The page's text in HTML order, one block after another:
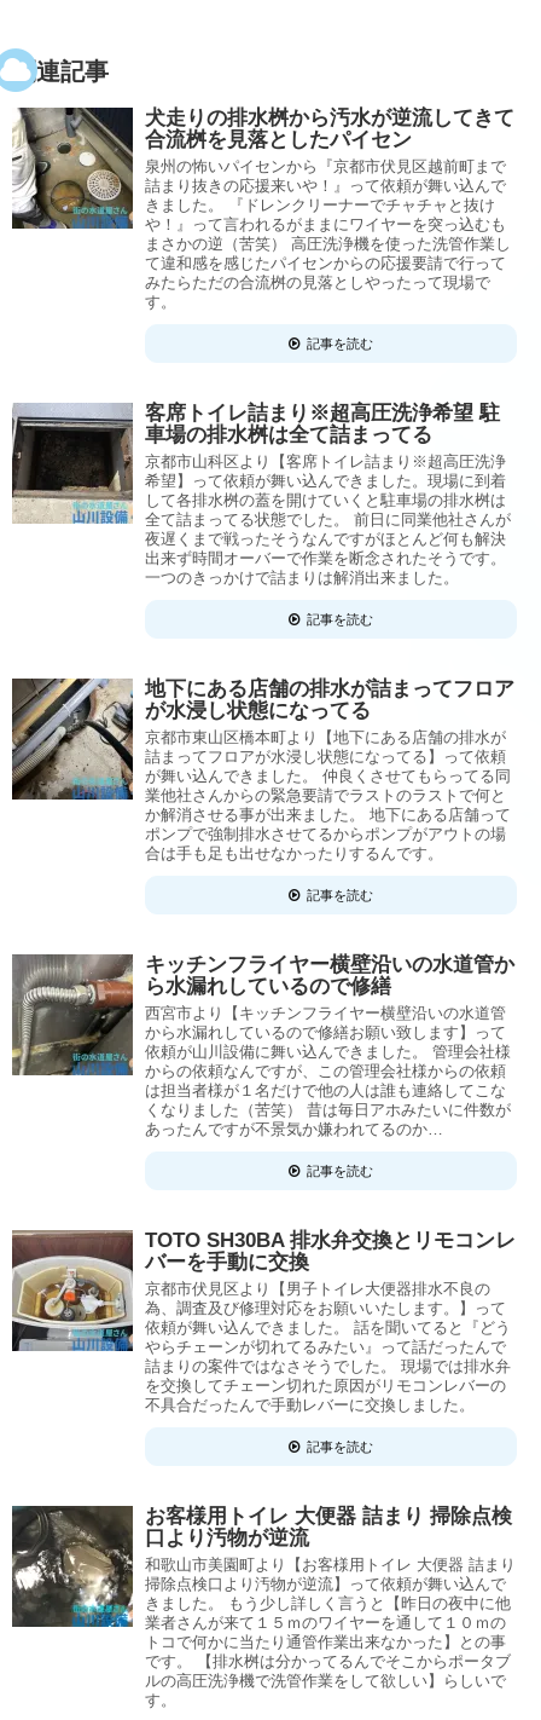
関連記事
犬走りの排水桝から汚水が逆流してきて
合流桝を見落としたパイセン
泉州の怖いパイセンから『京都市伏見区越前町まで
詰まり抜きの応援来いや！』って依頼が舞い込んで
きました。 『ドレンクリーナーでチャチャと抜け
や！』って言われるがままにワイヤーを突っ込むも
まさかの逆（苦笑） 高圧洗浄機を使った洗管作業し
て違和感を感じたパイセンからの応援要請で行って
みたらただの合流桝の見落としやったって現場で
す。
記事を読む
客席トイレ詰まり※超高圧洗浄希望 駐
車場の排水桝は全て詰まってる
京都市山科区より【客席トイレ詰まり※超高圧洗浄
希望】って依頼が舞い込んできました。現場に到着
して各排水桝の蓋を開けていくと駐車場の排水桝は
全て詰まってる状態でした。 前日に同業他社さんが
夜遅くまで戦ったそうなんですがほとんど何も解決
出来ず時間オーバーで作業を断念されたそうです。
一つのきっかけで詰まりは解消出来ました。
記事を読む
地下にある店舗の排水が詰まってフロア
が水浸し状態になってる
京都市東山区橋本町より【地下にある店舗の排水が
詰まってフロアが水浸し状態になってる】って依頼
が舞い込んできました。 仲良くさせてもらってる同
業他社さんからの緊急要請でラストのラストで何と
か解消させる事が出来ました。 地下にある店舗って
ポンプで強制排水させてるからポンプがアウトの場
合は手も足も出せなかったりするんです。
記事を読む
キッチンフライヤー横壁沿いの水道管か
ら水漏れしているので修繕
西宮市より【キッチンフライヤー横壁沿いの水道管
から水漏れしているので修繕お願い致します】って
依頼が山川設備に舞い込んできました。 管理会社様
からの依頼なんですが、この管理会社様からの依頼
は担当者様が１名だけで他の人は誰も連絡してこな
くなりました（苦笑） 昔は毎日アホみたいに件数が
あったんですが不景気か嫌われてるのか…
記事を読む
TOTO SH30BA 排水弁交換とリモコンレ
バーを手動に交換
京都市伏見区より【男子トイレ大便器排水不良の
為、調査及び修理対応をお願いいたします。】って
依頼が舞い込んできました。 話を聞いてると『どう
やらチェーンが切れてるみたい』って話だったんで
詰まりの案件ではなさそうでした。 現場では排水弁
を交換してチェーン切れた原因がリモコンレバーの
不具合だったんで手動レバーに交換しました。
記事を読む
お客様用トイレ 大便器 詰まり 掃除点検
口より汚物が逆流
和歌山市美園町より【お客様用トイレ 大便器 詰まり
掃除点検口より汚物が逆流】って依頼が舞い込んで
きました。 もう少し詳しく言うと【昨日の夜中に他
業者さんが来て１５ｍのワイヤーを通して１０ｍの
トコで何かに当たり通管作業出来なかった】との事
です。 【排水桝は分かってるんでそこからポータブ
ルの高圧洗浄機で洗管作業をして欲しい】らしいで
す。